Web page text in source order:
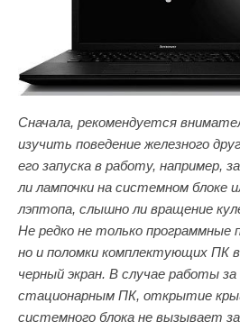
Сначала, рекомендуется
изучить поведение железного
его запуска в работу, например,
ли лампочки на системном блоке
лэптопа, слышно ли вращение
Не редко не только программные
но и поломки комплектующих ПК
черный экран. В случае работы за
стационарным ПК, открытие
системного блока не вызывает